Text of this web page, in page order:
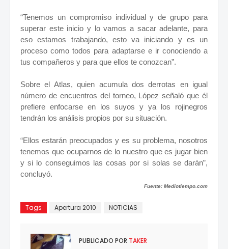
“Tenemos un compromiso individual y de grupo para
superar este inicio y lo vamos a sacar adelante, para
eso estamos trabajando, esto va iniciando y es un
proceso como todos para adaptarse e ir conociendo a
tus compañeros y para que ellos te conozcan”.
Sobre el Atlas, quien acumula dos derrotas en igual
número de encuentros del torneo, López señaló que él
prefiere enfocarse en los suyos y ya los rojinegros
tendrán los análisis propios por su situación.
“Ellos estarán preocupados y es su problema, nosotros
tenemos que ocuparnos de lo nuestro que es jugar bien
y si lo conseguimos las cosas por si solas se darán”,
concluyó.
Fuente: Mediotiempo.com
Tags Apertura 2010 NOTICIAS
PUBLICADO POR TAKER